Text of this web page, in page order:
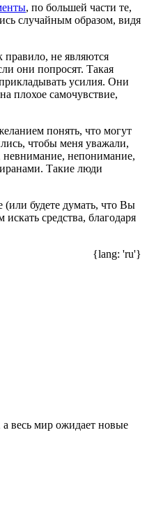
, по большей части те,
случайным образом, видя
правило, не являются
они попросят. Такая
усилия. Они
плохое самочувствие,
понять, что могут
чтобы меня уважали,
невнимание, непонимание,
Такие люди
(или будете думать, что Вы
средства, благодаря
{lang: 'ru'}
весь мир ожидает новые